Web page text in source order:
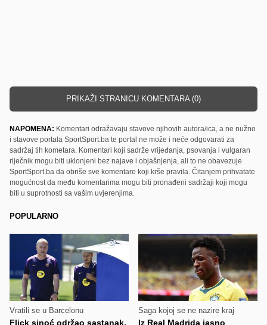
PRIKAŽI STRANICU KOMENTARA (0)
NAPOMENA: Komentari odražavaju stavove njihovih autora/ica, a ne nužno
i stavove portala SportSport.ba te portal ne može i neće odgovarati za
sadržaj tih kometara. Komentari koji sadrže vrijeđanja, psovanja i vulgaran
riječnik mogu biti uklonjeni bez najave i objašnjenja, ali to ne obavezuje
SportSport.ba da obriše sve komentare koji krše pravila. Čitanjem prihvatate
mogućnost da među komentarima mogu biti pronađeni sadržaji koji mogu
biti u suprotnosti sa vašim uvjerenjima.
POPULARNO
Vratili se u Barcelonu
Flick sinoć održao sastanak,
Saga kojoj se ne nazire kraj
Iz Real Madrida jasno